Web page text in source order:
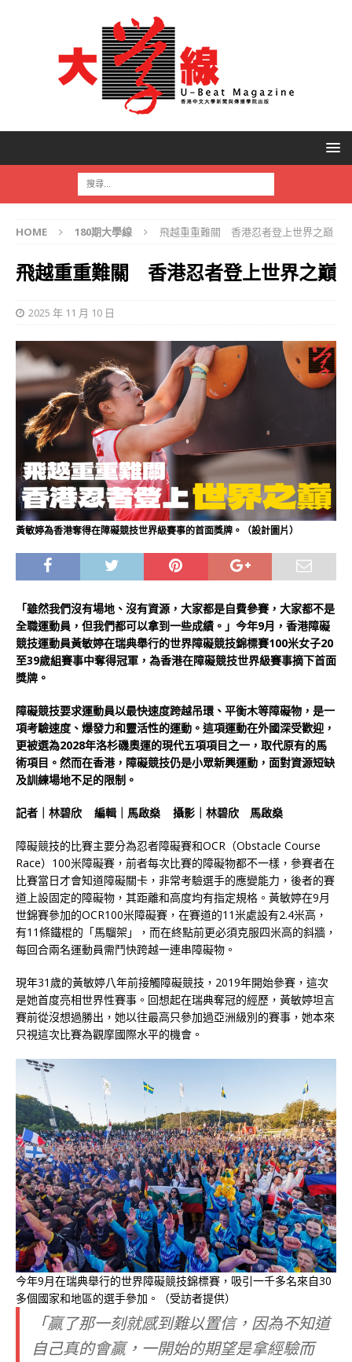
HOME 180期大學線 飛越重重難關 香港忍者登上世界之巔
飛越重重難關 香港忍者登上世界之巔
2025 年 11 月 10 日
黃敏婷為香港奪得在障礙競技世界級賽事的首面獎牌。（設計圖片）
「雖然我們沒有場地、沒有資源，大家都是自費參賽，大家都不是
全職運動員，但我們都可以拿到一些成績。」今年9月，香港障礙
競技運動員黃敏婷在瑞典舉行的世界障礙競技錦標賽100米女子20
至39歲組賽事中奪得冠軍，為香港在障礙競技世界級賽事摘下首面
獎牌。
障礙競技要求運動員以最快速度跨越吊環、平衡木等障礙物，是一
項考驗速度、爆發力和靈活性的運動。這項運動在外國深受歡迎，
更被選為2028年洛杉磯奧運的現代五項項目之一，取代原有的馬
術項目。然而在香港，障礙競技仍是小眾新興運動，面對資源短缺
及訓練場地不足的限制。
記者｜林碧欣 編輯｜馬啟燊 攝影｜林碧欣 馬啟燊
障礙競技的比賽主要分為忍者障礙賽和OCR（Obstacle Course
Race）100米障礙賽，前者每次比賽的障礙物都不一樣，參賽者在
比賽當日才會知道障礙關卡，非常考驗選手的應變能力，後者的賽
道上設固定的障礙物，其距離和高度均有指定規格。黃敏婷在9月
世錦賽參加的OCR100米障礙賽，在賽道的11米處設有2.4米高，
有11條鐵棍的「馬騮架」，而在終點前更必須克服四米高的斜牆，
每回合兩名運動員需鬥快跨越一連串障礙物。
現年31歲的黃敏婷八年前接觸障礙競技，2019年開始參賽，這次
是她首度亮相世界性賽事。回想起在瑞典奪冠的經歷，黃敏婷坦言
賽前從沒想過勝出，她以往最高只參加過亞洲級別的賽事，她本來
只視這次比賽為觀摩國際水平的機會。
今年9月在瑞典舉行的世界障礙競技錦標賽，吸引一千多名來自30
多個國家和地區的選手參加。（受訪者提供）
「贏了那一刻就感到難以置信，因為不知道
自己真的會贏，一開始的期望是拿經驗而